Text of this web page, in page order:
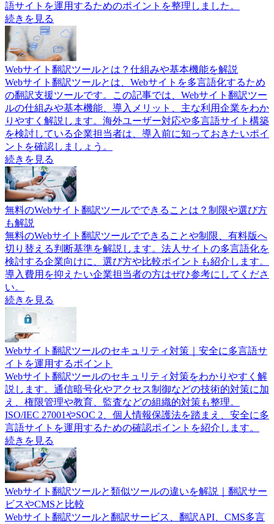
語サイトを運用するためのポイントを整理しました。
続きを見る
Webサイト翻訳ツールとは？仕組みや基本機能を解説
Webサイト翻訳ツールとは、Webサイトを多言語化するため
の翻訳支援ツールです。この記事では、Webサイト翻訳ツー
ルの仕組みや基本機能、導入メリット、主な利用企業をわか
りやすく解説します。海外ユーザー対応や多言語サイト構築
を検討している企業担当者は、導入前に知っておきたいポイ
ントを確認しましょう。
続きを見る
無料のWebサイト翻訳ツールでできることは？制限や選び方
も解説
無料のWebサイト翻訳ツールでできることや制限、有料版へ
切り替える判断基準を解説します。法人サイトの多言語化を
検討する企業向けに、選び方や比較ポイントも紹介します。
導入費用を抑えたい企業担当者の方はぜひ参考にしてくださ
い。
続きを見る
Webサイト翻訳ツールのセキュリティ対策｜安全に多言語サ
イトを運用するポイント
Webサイト翻訳ツールのセキュリティ対策をわかりやすく解
説します。通信暗号化やアクセス制御などの技術的対策に加
え、権限管理や教育、監査などの組織的対策も整理。
ISO/IEC 27001やSOC 2、個人情報保護法を踏まえ、安全に多
言語サイトを運用するための確認ポイントを紹介します。
続きを見る
Webサイト翻訳ツールと類似ツールの違いを解説｜翻訳サー
ビスやCMSと比較
Webサイト翻訳ツールと翻訳サービス、翻訳API、CMS多言